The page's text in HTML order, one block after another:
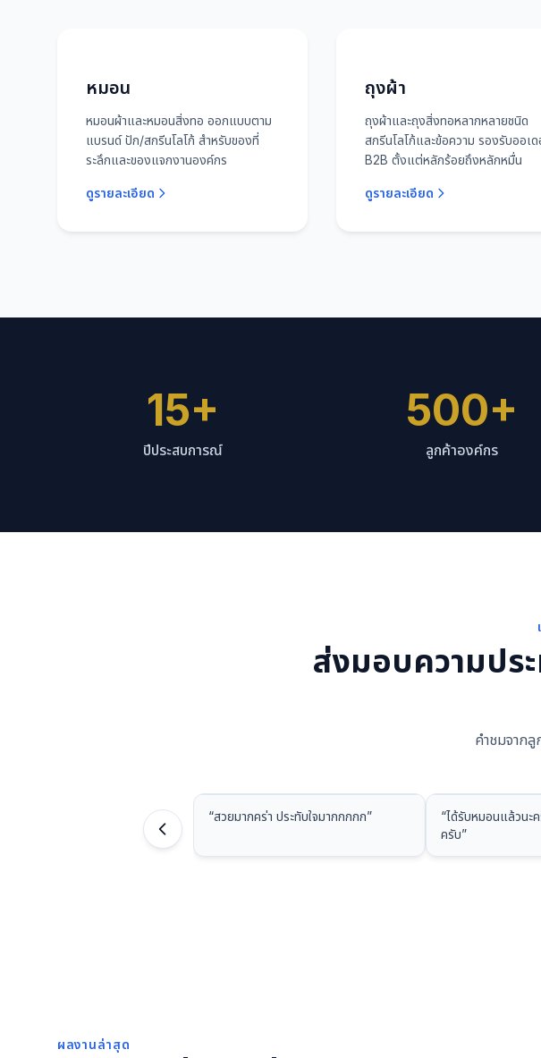
หมอน
หมอนผ้าและหมอนสิ่งทอ ออกแบบตาม
แบรนด์ ปัก/สกรีนโลโก้ สำหรับของที่
ระลึกและของแจกงานองค์กร
ดูรายละเอียด
ถุงผ้า
ถุงผ้าและถุงสิ่งทอหลากหลายชนิด
สกรีนโลโก้และข้อความ รองรับออเ
B2B ตั้งแต่หลักร้อยถึงหลักหมื่น
ดูรายละเอียด
15+
ปีประสบการณ์
500+
ลูกค้าองค์กร
ส่งมอบความปร
คำชมจากลู
“สวยมากคร่า ประทับใจมากกกกก” “ได้รับหมอนแล้วนะ
ครับ”
ผลงานล่าสุด